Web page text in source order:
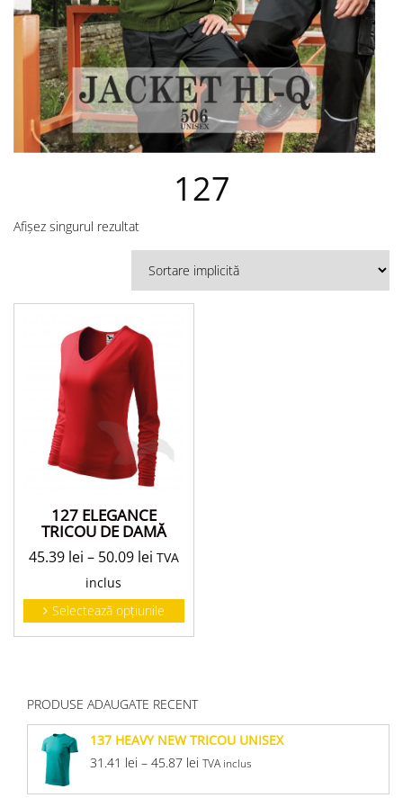
127
Afișez singurul rezultat
127 ELEGANCE
TRICOU DE DAMĂ
45.39 lei – 50.09 lei TVA
inclus
Selectează opțiunile
PRODUSE ADAUGATE RECENT
137 HEAVY NEW TRICOU UNISEX
31.41 lei – 45.87 lei TVA inclus